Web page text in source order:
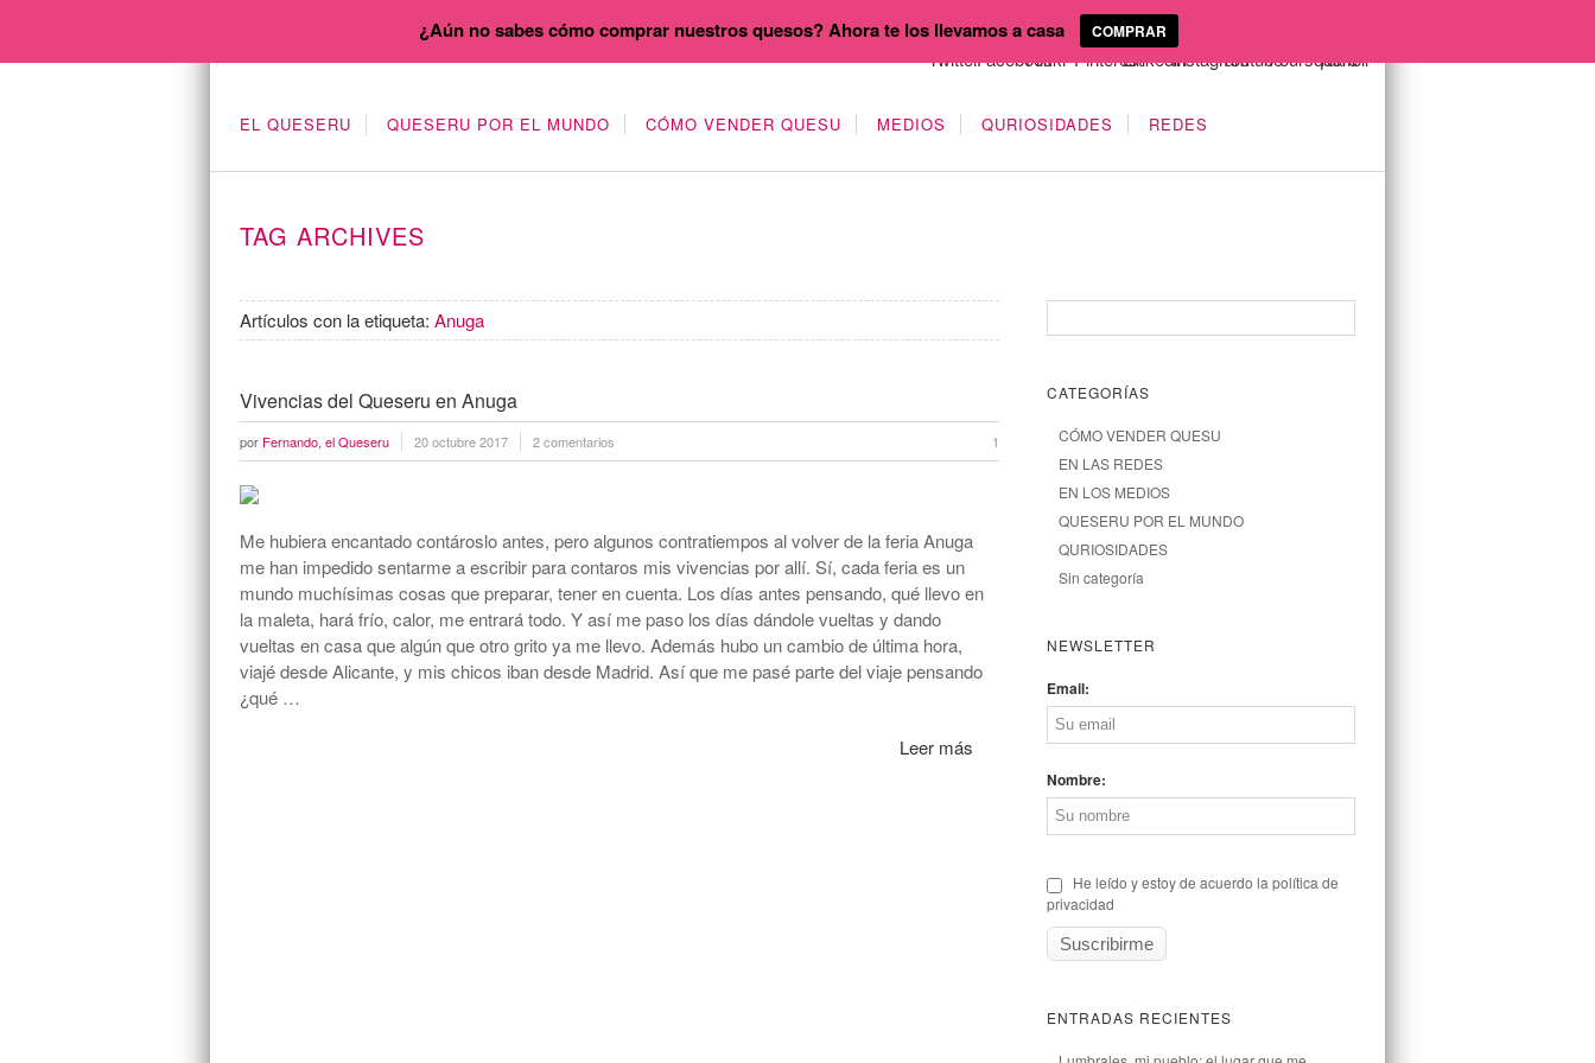
EL QUESERU QUESERU POR EL MUNDO CÓMO VENDER QUESU MEDIOS QURIOSIDADES REDES
TAG ARCHIVES
Artículos con la etiqueta: Anuga
Vivencias del Queseru en Anuga
por Fernando, el Queseru 20 octubre 2017 2 comentarios 1
Me hubiera encantado contároslo antes, pero algunos contratiempos al volver de la feria Anuga
me han impedido sentarme a escribir para contaros mis vivencias por allí. Sí, cada feria es un
mundo muchísimas cosas que preparar, tener en cuenta. Los días antes pensando, qué llevo en
la maleta, hará frío, calor, me entrará todo. Y así me paso los días dándole vueltas y dando
vueltas en casa que algún que otro grito ya me llevo. Además hubo un cambio de última hora,
viajé desde Alicante, y mis chicos iban desde Madrid. Así que me pasé parte del viaje pensando
¿qué …
Leer más
CATEGORÍAS
CÓMO VENDER QUESU
EN LAS REDES
EN LOS MEDIOS
QUESERU POR EL MUNDO
QURIOSIDADES
Sin categoría
NEWSLETTER
Email:
Nombre:
He leído y estoy de acuerdo la política de
privacidad
ENTRADAS RECIENTES
¿Aún no sabes cómo comprar nuestros quesos? Ahora te los llevamos a casa COMPRAR